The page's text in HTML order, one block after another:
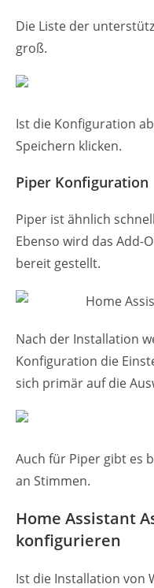
Die Liste der
groß.
Ist die Konfiguration
Speichern klicken.
Piper Konfiguration
Piper ist ähnlich
Ebenso wird das Add-
bereit gestellt.
Nach der Installation
Konfiguration die
sich primär auf die
Auch für Piper gibt es
an Stimmen.
Home Assistant
konfigurieren
Ist die Installation von